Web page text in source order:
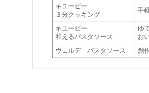
キユーピー
３分クッキング
手
キユーピー
和えるパスタソース
ゆ
お
ヴェルデ パスタソース
創